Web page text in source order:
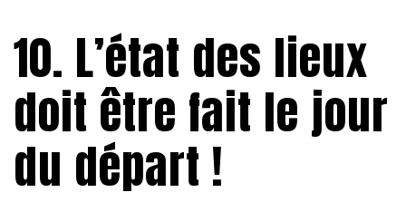
10. L’état des lieux
doit être fait le jour
du départ !